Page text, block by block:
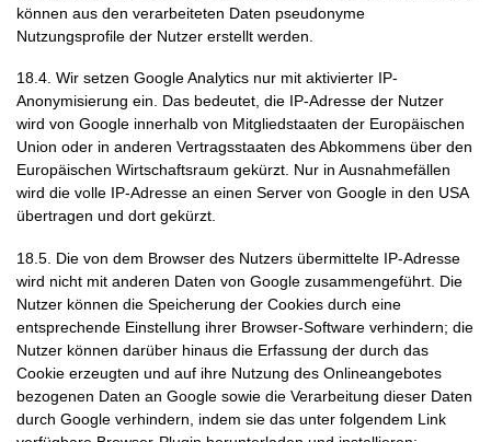
können aus den verarbeiteten Daten pseudonyme
Nutzungsprofile der Nutzer erstellt werden.
18.4. Wir setzen Google Analytics nur mit aktivierter IP-
Anonymisierung ein. Das bedeutet, die IP-Adresse der Nutzer
wird von Google innerhalb von Mitgliedstaaten der Europäischen
Union oder in anderen Vertragsstaaten des Abkommens über den
Europäischen Wirtschaftsraum gekürzt. Nur in Ausnahmefällen
wird die volle IP-Adresse an einen Server von Google in den USA
übertragen und dort gekürzt.
18.5. Die von dem Browser des Nutzers übermittelte IP-Adresse
wird nicht mit anderen Daten von Google zusammengeführt. Die
Nutzer können die Speicherung der Cookies durch eine
entsprechende Einstellung ihrer Browser-Software verhindern; die
Nutzer können darüber hinaus die Erfassung der durch das
Cookie erzeugten und auf ihre Nutzung des Onlineangebotes
bezogenen Daten an Google sowie die Verarbeitung dieser Daten
durch Google verhindern, indem sie das unter folgendem Link